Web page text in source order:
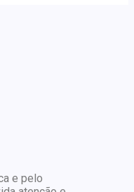
e pelo